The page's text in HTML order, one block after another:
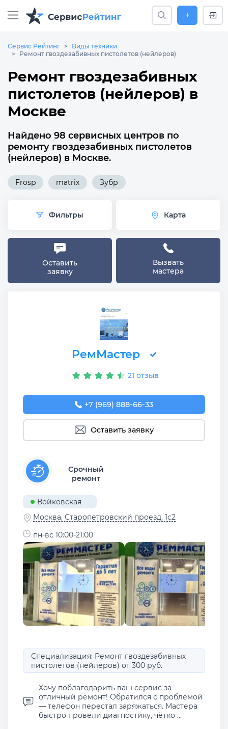
+
Сервис Рейтинг
Виды техники
Ремонт гвоздезабивных пистолетов (нейлеров)
Ремонт гвоздезабивных
пистолетов (нейлеров) в
Москве
Найдено 98 сервисных центров по
ремонту гвоздезабивных пистолетов
(нейлеров) в Москве.
Frosp matrix Зубр
Фильтры Карта
Оставить
заявку
Вызвать
мастера
РемМастер
21 отзыв
+7 (969) 888-66-33
Оставить заявку
Срочный
ремонт
Войковская
Москва, Старопетровский проезд, 1с2
пн-вс 10:00-21:00
Специализация: Ремонт гвоздезабивных
пистолетов (нейлеров) от 300 руб.
Хочу поблагодарить ваш сервис за
отличный ремонт! Обратился с проблемой
— телефон перестал заряжаться. Мастера
быстро провели диагностику, чётко ...